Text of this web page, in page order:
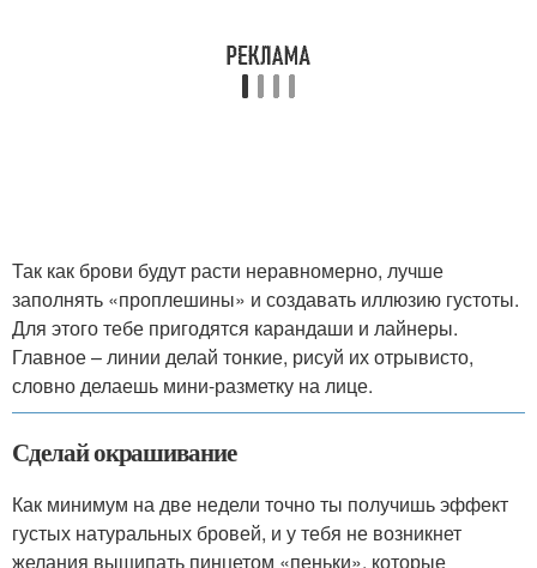
Так как брови будут расти неравномерно, лучше
заполнять «проплешины» и создавать иллюзию густоты.
Для этого тебе пригодятся карандаши и лайнеры.
Главное – линии делай тонкие, рисуй их отрывисто,
словно делаешь мини-разметку на лице.
Сделай окрашивание
Как минимум на две недели точно ты получишь эффект
густых натуральных бровей, и у тебя не возникнет
желания выщипать пинцетом «пеньки», которые